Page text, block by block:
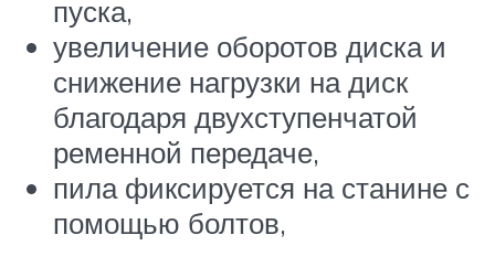
пуска,
увеличение оборотов диска и
снижение нагрузки на диск
благодаря двухступенчатой
ременной передаче,
пила фиксируется на станине с
помощью болтов,